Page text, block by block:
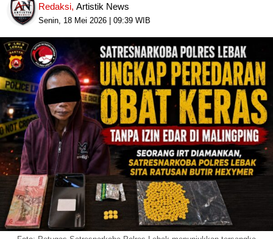
Redaksi,Artistik News
Senin, 18 Mei 2026 | 09:39 WIB